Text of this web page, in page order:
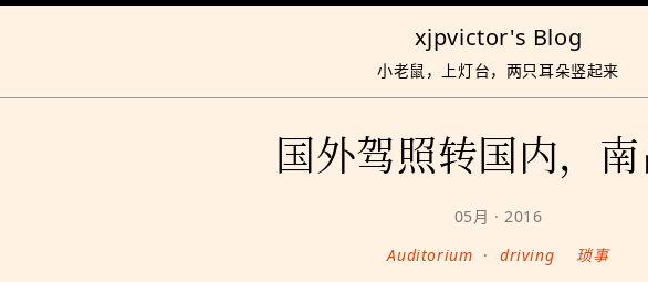
xjpvictor's Blog
小老鼠，上灯台，两只耳朵竖起来
国外驾照转国内，
05月 · 2016
Auditorium · driving 琐事